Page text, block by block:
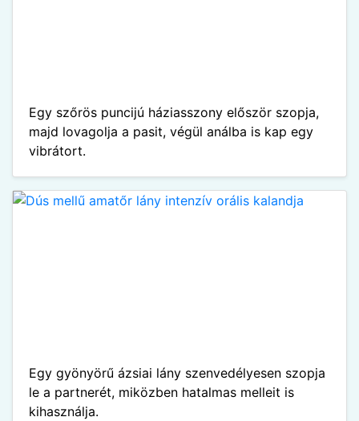
Egy szőrös puncijú háziasszony először szopja,
majd lovagolja a pasit, végül análba is kap egy
vibrátort.
Egy gyönyörű ázsiai lány szenvedélyesen szopja
le a partnerét, miközben hatalmas melleit is
kihasználja.